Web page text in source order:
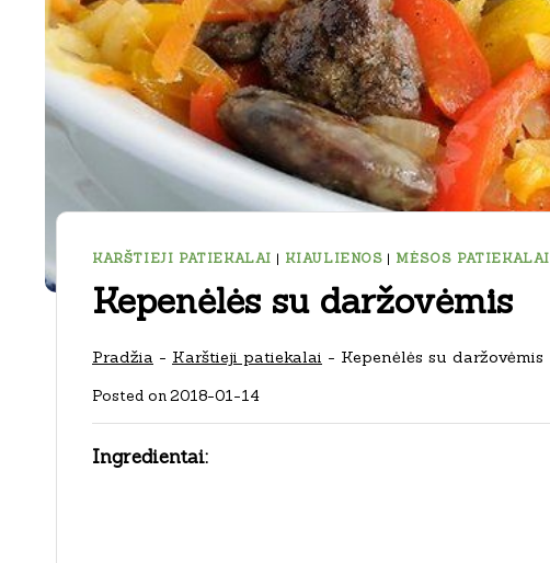
KARŠTIEJI PATIEKALAI | KIAULIENOS | MĖSOS PATIEKALAI
Kepenėlės su daržovėmis
Pradžia - Karštieji patiekalai - Kepenėlės su daržovėmis
Posted on2018-01-14
Ingredientai: